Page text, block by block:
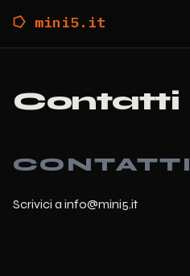
⭔ mini5.it
Contatti
CONTATTI
Scrivici a info@mini5.it